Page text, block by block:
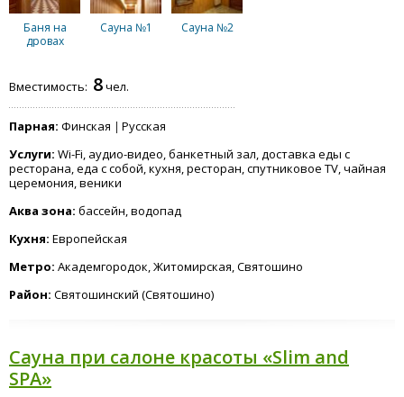
Баня на
дровах
Сауна №1 Сауна №2
Вместимость: 8чел.
Парная: Финская
Русская
Услуги: Wi-Fi, аудио-видео, банкетный зал, доставка еды с
ресторана, еда с собой, кухня, ресторан, спутниковое TV, чайная
церемония, веники
Аква зона: бассейн, водопад
Кухня: Европейская
Метро: Академгородок, Житомирская, Святошино
Район: Святошинский (Святошино)
Cауна при салоне красоты «Slim and
SPA»